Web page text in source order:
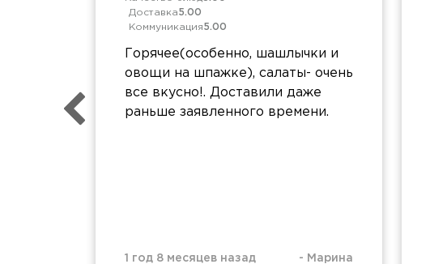
Доставка5.00
Коммуникация5.00
Горячее(особенно, шашлычки и
овощи на шпажке), салаты- очень
все вкусно!. Доставили даже
раньше заявленного времени.
1 год 8 месяцев назад - Марина